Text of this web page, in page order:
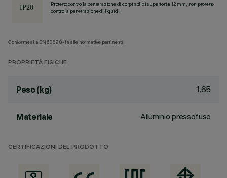
Protetto contro la penetrazione di corpi solidi superiori a 12 mm, non protetto
contro la penetrazione di liquidi.
Conforme alla EN60598-1 e alle normative pertinenti.
PROPRIETÀ FISICHE
Peso (kg) 1.65
Materiale Alluminio pressofuso
CERTIFICAZIONI DEL PRODOTTO